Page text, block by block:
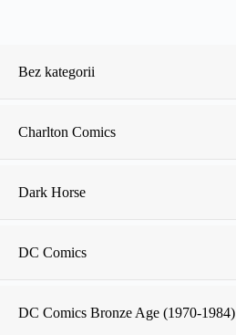
Bez kategorii
Charlton Comics
Dark Horse
DC Comics
DC Comics Bronze Age (1970-1984)